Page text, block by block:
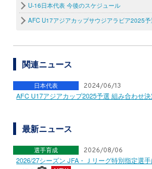
U-16日本代表 今後のスケジュール
AFC U17アジアカップサウジアラビア2025予
関連ニュース
日本代表 2024/06/13
AFC U17アジアカップ2025予選 組み合わせ
最新ニュース
選手育成 2026/08/06
2026/27シーズン JFA・Ｊリーグ特別指定選手